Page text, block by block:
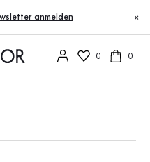
anmelden ×
0 0